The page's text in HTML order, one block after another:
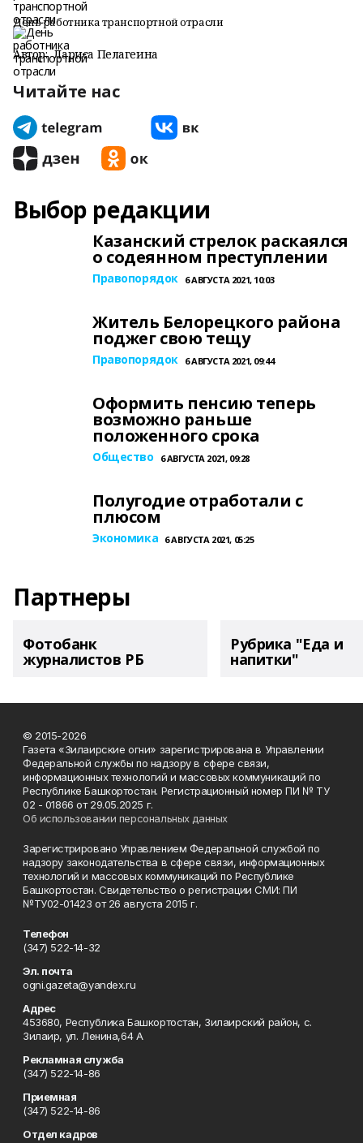
День работника транспортной отрасли
Автор: Лариса Пелагеина
Читайте нас
Выбор редакции
Казанский стрелок раскаялся
о содеянном преступлении
Правопорядок 6 АВГУСТА 2021, 10:03
Житель Белорецкого района
поджег свою тещу
Правопорядок 6 АВГУСТА 2021, 09:44
Оформить пенсию теперь
возможно раньше
положенного срока
Общество 6 АВГУСТА 2021, 09:28
Полугодие отработали с
плюсом
Экономика 6 АВГУСТА 2021, 05:25
Партнеры
Фотобанк
журналистов РБ
Рубрика "Еда и
напитки"
© 2015-2026
Газета «Зилаирские огни» зарегистрирована в Управлении
Федеральной службы по надзору в сфере связи,
информационных технологий и массовых коммуникаций по
Республике Башкортостан. Регистрационный номер ПИ № ТУ
02 - 01866 от 29.05.2025 г.
Об использовании персональных данных
Зарегистрировано Управлением Федеральной службой по
надзору законодательства в сфере связи, информационных
технологий и массовых коммуникаций по Республике
Башкортостан. Свидетельство о регистрации СМИ: ПИ
№ТУ02-01423 от 26 августа 2015 г.
Телефон
(347) 522-14-32
Эл. почта
ogni.gazeta@yandex.ru
Адрес
453680, Республика Башкортостан, Зилаирский район, с.
Зилаир, ул. Ленина,64 А
Рекламная служба
(347) 522-14-86
Приемная
(347) 522-14-86
Отдел кадров